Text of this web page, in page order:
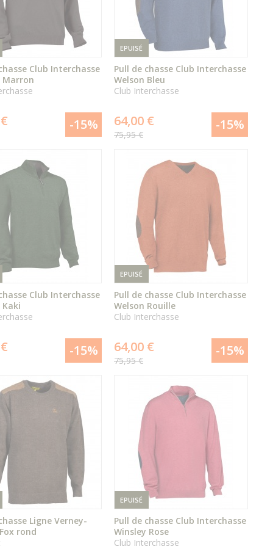
ÉPUISÉ
DU PRODUIT
Club Interchasse
Marron
-15%
EPUISÉ
ÉPUISÉ
DU PRODUIT
Pull de chasse Club Interchasse
Welson Bleu
Club Interchasse
64,00 €
75,95 €
-15%
ÉPUISÉ
DU PRODUIT
Club Interchasse
Kaki
-15%
EPUISÉ
ÉPUISÉ
DU PRODUIT
Pull de chasse Club Interchasse
Welson Rouille
Club Interchasse
64,00 €
75,95 €
-15%
Ligne Verney-
rond
EPUISÉ
ÉPUISÉ
Pull de chasse Club Interchasse
Winsley Rose
Club Interchasse